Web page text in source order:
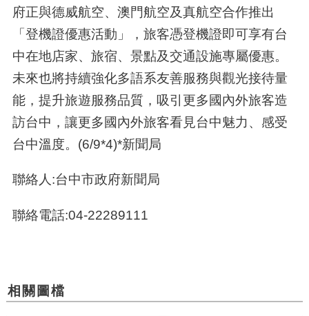
府正與德威航空、澳門航空及真航空合作推出
「登機證優惠活動」，旅客憑登機證即可享有台
中在地店家、旅宿、景點及交通設施專屬優惠。
未來也將持續強化多語系友善服務與觀光接待量
能，提升旅遊服務品質，吸引更多國內外旅客造
訪台中，讓更多國內外旅客看見台中魅力、感受
台中溫度。(6/9*4)*新聞局
聯絡人:台中市政府新聞局
聯絡電話:04-22289111
相關圖檔